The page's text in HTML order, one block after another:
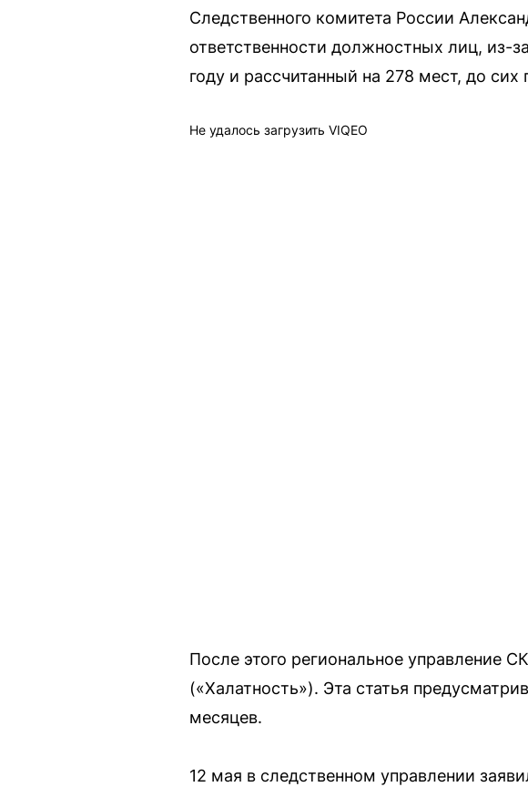
Следственного комитета России
ответственности должностных лиц, из-
году и рассчитанный на 278 мест, до
Не удалось загрузить VIQEO
После этого региональное управление
(«Халатность»). Эта статья
месяцев.
12 мая в следственном управлении